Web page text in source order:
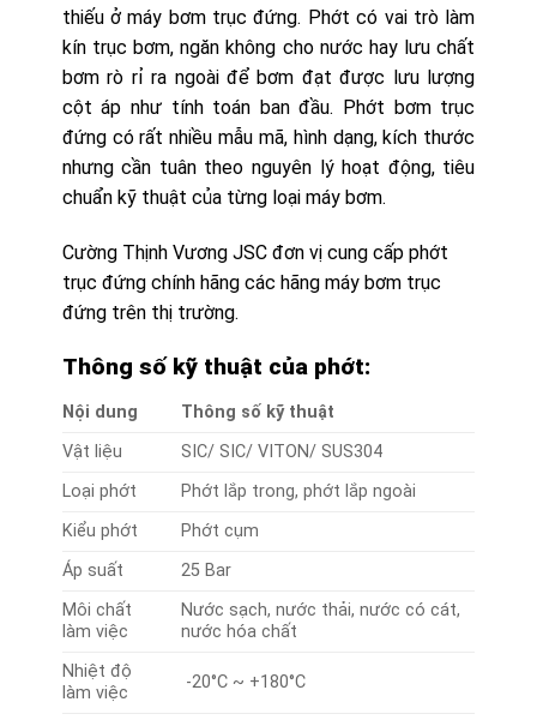
thiếu ở máy bơm trục đứng. Phớt có vai trò làm
kín trục bơm, ngăn không cho nước hay lưu chất
bơm rò rỉ ra ngoài để bơm đạt được lưu lượng
cột áp như tính toán ban đầu. Phớt bơm trục
đứng có rất nhiều mẫu mã, hình dạng, kích thước
nhưng cần tuân theo nguyên lý hoạt động, tiêu
chuẩn kỹ thuật của từng loại máy bơm.
Cường Thịnh Vương JSC đơn vị cung cấp phớt
trục đứng chính hãng các hãng máy bơm trục
đứng trên thị trường.
Thông số kỹ thuật của phớt:
Nội dung
Thông số kỹ thuật
Vật liệu
SIC/ SIC/ VITON/ SUS304
Loại phớt
Phớt lắp trong, phớt lắp ngoài
Kiểu phớt
Phớt cụm
Áp suất
25 Bar
Môi chất
làm việc
Nước sạch, nước thải, nước có cát,
nước hóa chất
Nhiệt độ
làm việc
-20°C ~ +180°C